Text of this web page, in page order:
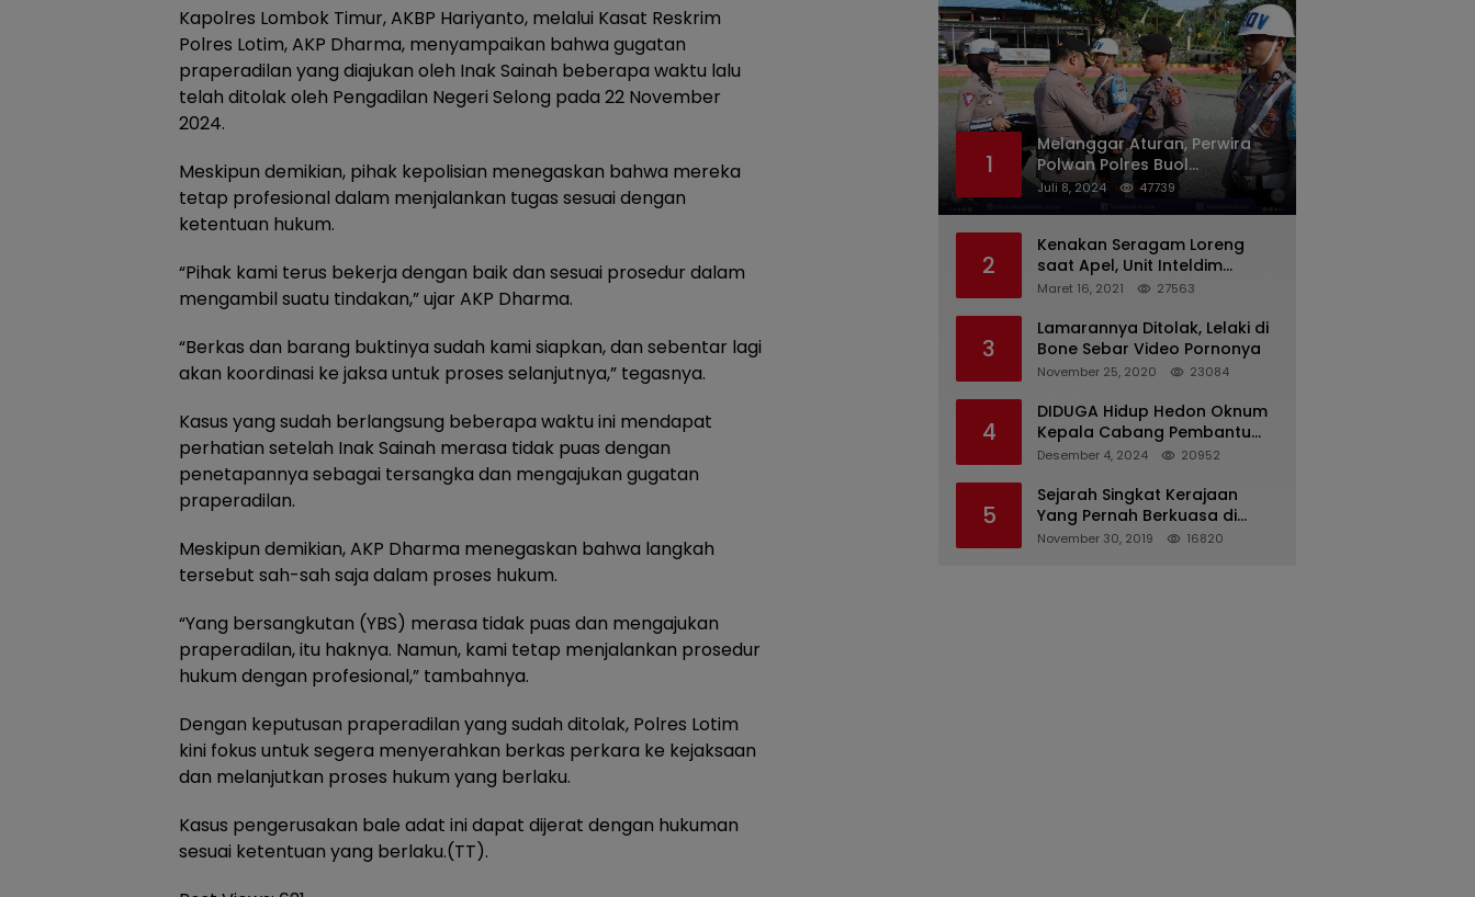
Kapolres Lombok Timur, AKBP Hariyanto, melalui Kasat Reskrim
Polres Lotim, AKP Dharma, menyampaikan bahwa gugatan
praperadilan yang diajukan oleh Inak Sainah beberapa waktu lalu
telah ditolak oleh Pengadilan Negeri Selong pada 22 November
2024.
Meskipun demikian, pihak kepolisian menegaskan bahwa mereka
tetap profesional dalam menjalankan tugas sesuai dengan
ketentuan hukum.
“Pihak kami terus bekerja dengan baik dan sesuai prosedur dalam
mengambil suatu tindakan,” ujar AKP Dharma.
“Berkas dan barang buktinya sudah kami siapkan, dan sebentar lagi
akan koordinasi ke jaksa untuk proses selanjutnya,” tegasnya.
Kasus yang sudah berlangsung beberapa waktu ini mendapat
perhatian setelah Inak Sainah merasa tidak puas dengan
penetapannya sebagai tersangka dan mengajukan gugatan
praperadilan.
Meskipun demikian, AKP Dharma menegaskan bahwa langkah
tersebut sah-sah saja dalam proses hukum.
“Yang bersangkutan (YBS) merasa tidak puas dan mengajukan
praperadilan, itu haknya. Namun, kami tetap menjalankan prosedur
hukum dengan profesional,” tambahnya.
Dengan keputusan praperadilan yang sudah ditolak, Polres Lotim
kini fokus untuk segera menyerahkan berkas perkara ke kejaksaan
dan melanjutkan proses hukum yang berlaku.
Kasus pengerusakan bale adat ini dapat dijerat dengan hukuman
sesuai ketentuan yang berlaku.(TT).
1
Melanggar Aturan, Perwira
Polwan Polres Buol
Diberhentikan Tidak Dengan
Juli 8, 2024 47739
2
Kenakan Seragam Loreng
saat Apel, Unit Inteldim
1426/Takalar Datangi
Maret 16, 2021 27563
3
Lamarannya Ditolak, Lelaki di
Bone Sebar Video Pornonya
November 25, 2020 23084
4
DIDUGA Hidup Hedon Oknum
Kepala Cabang Pembantu
Bank syariah Indonesia Unit
Tipu Nasabah Prioritasnya
Hingga Milyaran Rupiah dan
Bilyet Giro Tidak Terdaftar,
Desember 4, 2024 20952
5
Sejarah Singkat Kerajaan
Yang Pernah Berkuasa di
Sinjai
November 30, 2019 16820